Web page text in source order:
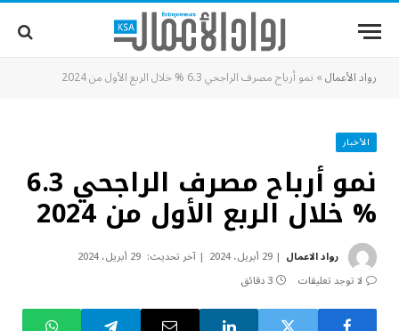
رواد الأعمال» نمو أرباح مصرف الراجحي 6.3 % خلال الربع الأول من 2024
الأخبار
نمو أرباح مصرف الراجحي 6.3
% خلال الربع الأول من 2024
رواد الاعمال 29 أبريل، 2024 آخر تحديث: 29 أبريل، 2024
لا توجد تعليقات
3 دقائق